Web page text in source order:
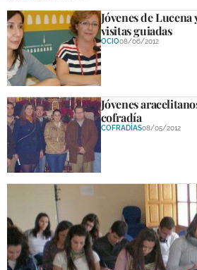
Jóvenes de
visitas guiadas
OCIO08/06/2012
Jóvenes
cofradía
COFRADÍAS08/05/2012